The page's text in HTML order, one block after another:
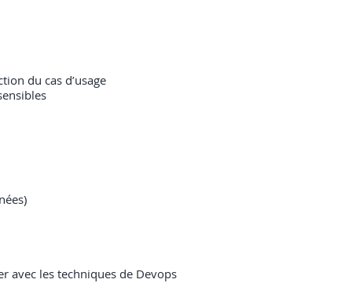
du cas d’usage
avec les techniques de Devops